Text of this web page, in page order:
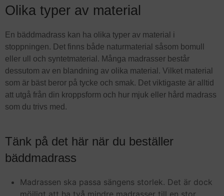
Olika typer av material
En bäddmadrass kan ha olika typer av material i
stoppningen. Det finns både naturmaterial såsom bomull
eller ull och syntetmaterial. Många madrasser består
dessutom av en blandning av olika material. Vilket material
som är bäst beror på tycke och smak. Det viktigaste är alltid
att utgå från din kroppsform och hur mjuk eller hård madrass
som du trivs med.
Tänk på det här när du beställer
bäddmadrass
Madrassen ska passa sängens storlek. Det är dock
möjligt att ha två mindre madrasser till en stor